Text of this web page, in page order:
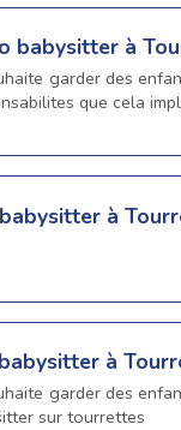
babysitter à
garder des
que cela
babysitter à
babysitter à
garder des
sur tourrettes